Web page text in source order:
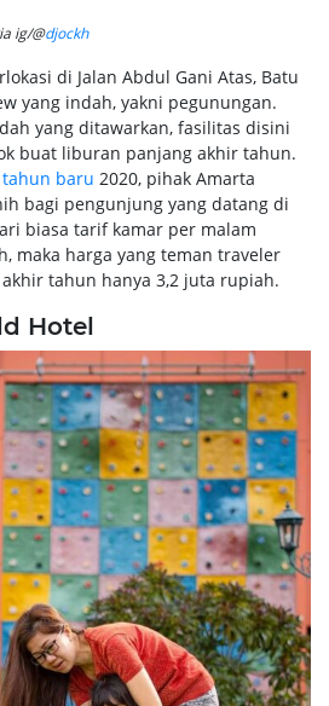
ig/@djockh
di Jalan Abdul Gani Atas, Batu
yang indah, yakni pegunungan.
yang ditawarkan, fasilitas disini
buat liburan panjang akhir tahun.
tahun baru 2020, pihak Amarta
bagi pengunjung yang datang di
biasa tarif kamar per malam
maka harga yang teman traveler
tahun hanya 3,2 juta rupiah.
Hotel